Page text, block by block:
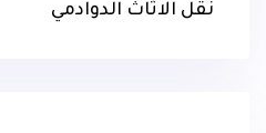
نقل الاثاث الدوادمي